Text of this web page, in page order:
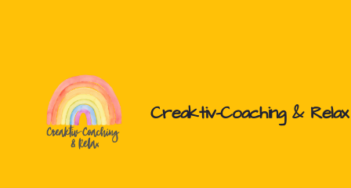
Creaktiv-Coaching & Relax
Sophrologie